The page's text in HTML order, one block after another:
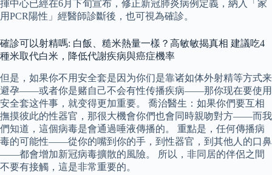
揮中心已經在6月下旬宣布，修正新冠肺炎病例定義，納入「家
用PCR陽性」經醫師診斷後，也可視為確診。
確診可以射精嗎: 白飯、糙米熱量一樣？高敏敏揭真相 建議吃4
種米取代白米，降低代謝疾病與癌症機率
但是，如果你不用安全套是因为你们是靠诸如体外射精等方式来
避孕——或者你是赌自己不会有性传播疾病——那你现在要使用
安全套这件事，就变得更加重要。 喬治醫生：如果你們要互相
撫摸彼此的性器官，那很大機會你們也會同時親吻對方——而我
們知道，這個病毒是會通過唾液傳播的。 重點是，任何傳播病
毒的可能性——從你的嘴到你的手，到性器官，到其他人的口鼻
——都會增加新冠病毒擴散的風險。 所以，非同居的伴侶之間
不要有接觸，這是非常重要的。